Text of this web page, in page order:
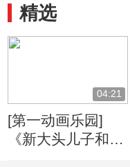
精选
04:21
[第一动画乐园]
《新大头儿子和小